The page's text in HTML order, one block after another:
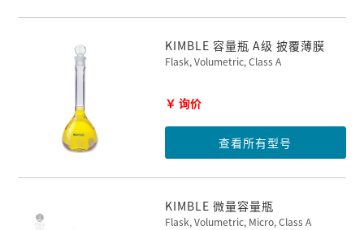
KIMBLE 容量瓶 A级 披覆薄膜
Flask, Volumetric, Class A
￥ 询价
查看所有型号
KIMBLE 微量容量瓶
Flask, Volumetric, Micro, Class A